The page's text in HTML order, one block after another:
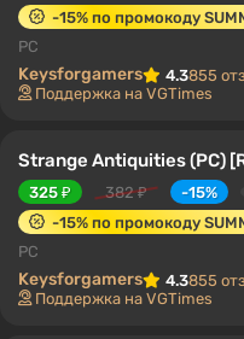
-15% по промокоду
PC
Keysforgamers 4.3855
Поддержка на VGTimes
Strange Antiquities (PC)
325 ₽ 382 ₽
-15%
-15% по промокоду
PC
Keysforgamers 4.3855
Поддержка на VGTimes